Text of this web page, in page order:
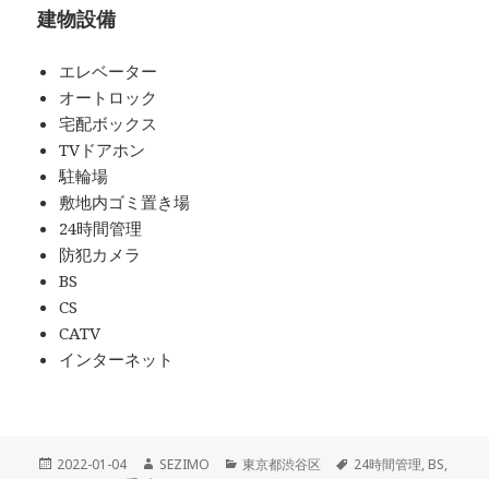
建物設備
エレベーター
オートロック
宅配ボックス
TVドアホン
駐輪場
敷地内ゴミ置き場
24時間管理
防犯カメラ
BS
CS
CATV
インターネット
投
2022-01-04
作
SEZIMO
カ
東京都渋谷区
タ
24時間管理, BS,